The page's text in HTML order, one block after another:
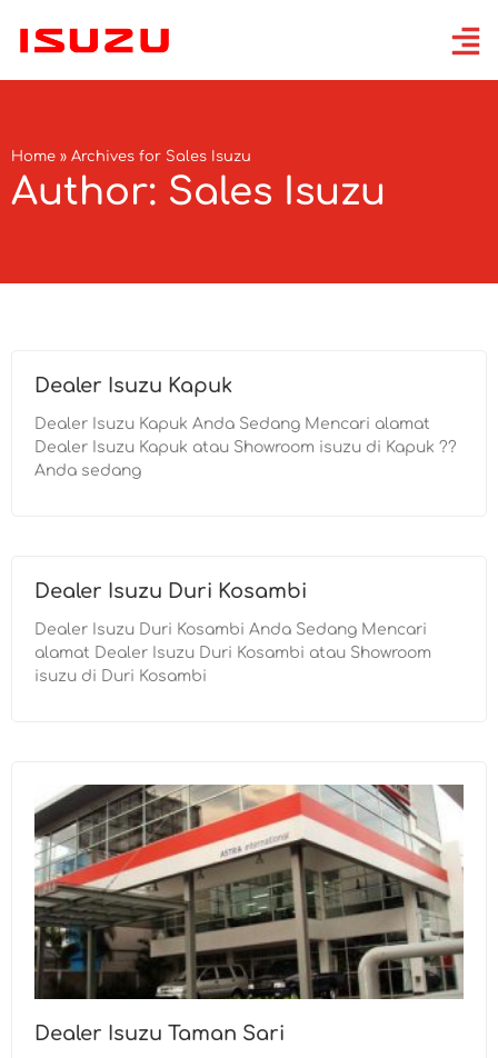
Home » Archives for Sales Isuzu
Author: Sales Isuzu
Dealer Isuzu Kapuk
Dealer Isuzu Kapuk Anda Sedang Mencari alamat
Dealer Isuzu Kapuk atau Showroom isuzu di Kapuk ??
Anda sedang
Dealer Isuzu Duri Kosambi
Dealer Isuzu Duri Kosambi Anda Sedang Mencari
alamat Dealer Isuzu Duri Kosambi atau Showroom
isuzu di Duri Kosambi
Dealer Isuzu Taman Sari